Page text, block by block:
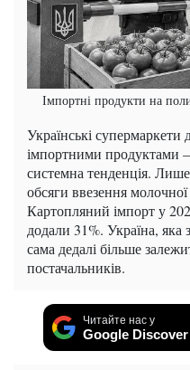
Імпортні продукти на
Українські супермаркети
імпортними продуктами
системна тенденція.
обсяги ввезення
Картопляний імпорт у
додали 31%. Україна, яка
сама дедалі більше
постачальників.
Читайте нас у
Google Discover